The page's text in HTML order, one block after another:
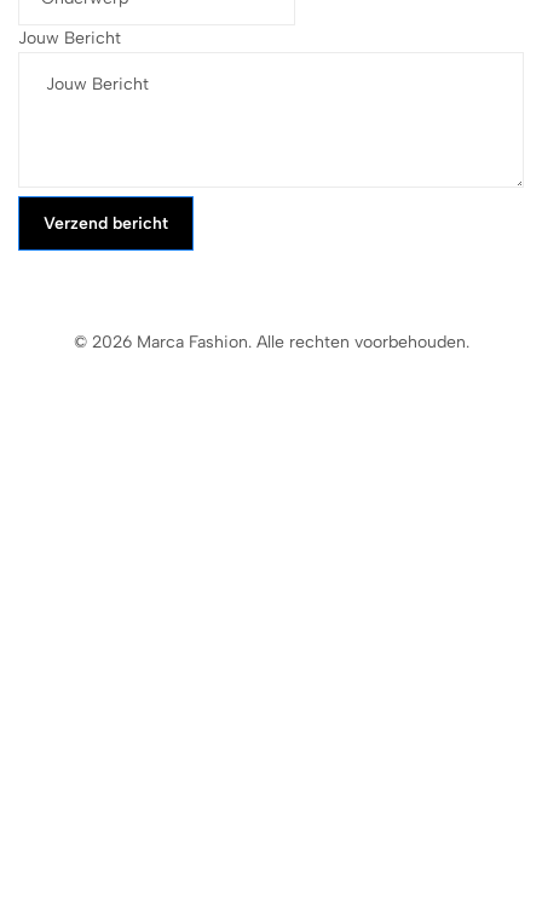
Jouw Bericht
Verzend bericht
© 2026 Marca Fashion. Alle rechten voorbehouden.